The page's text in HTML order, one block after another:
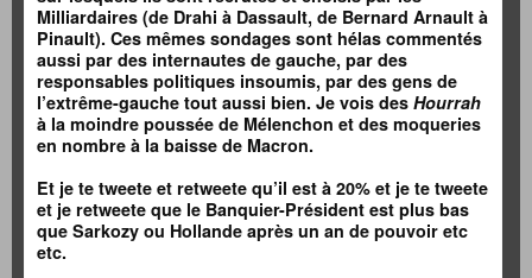
Milliardaires (de Drahi à Dassault, de Bernard Arnault à
Pinault). Ces mêmes sondages sont hélas commentés
aussi par des internautes de gauche, par des
responsables politiques insoumis, par des gens de
l’extrême-gauche tout aussi bien. Je vois des Hourrah
à la moindre poussée de Mélenchon et des moqueries
en nombre à la baisse de Macron.
Et je te tweete et retweete qu’il est à 20% et je te tweete
et je retweete que le Banquier-Président est plus bas
que Sarkozy ou Hollande après un an de pouvoir etc
etc.